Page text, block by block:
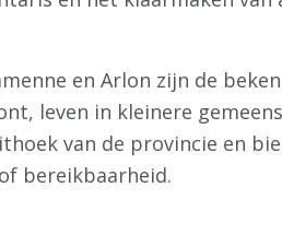
en Arlon zijn de
leven in kleinere
van de provincie en
bereikbaarheid.